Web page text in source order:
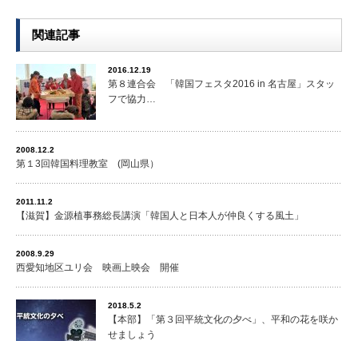
関連記事
2016.12.19
第８連合会 「韓国フェスタ2016 in 名古屋」スタッ
フで協力…
2008.12.2
第１3回韓国料理教室 (岡山県）
2011.11.2
【滋賀】金源植事務総長講演「韓国人と日本人が仲良くする風土」
2008.9.29
西愛知地区ユリ会 映画上映会 開催
2018.5.2
【本部】「第３回平統文化の夕べ」、平和の花を咲か
せましょう